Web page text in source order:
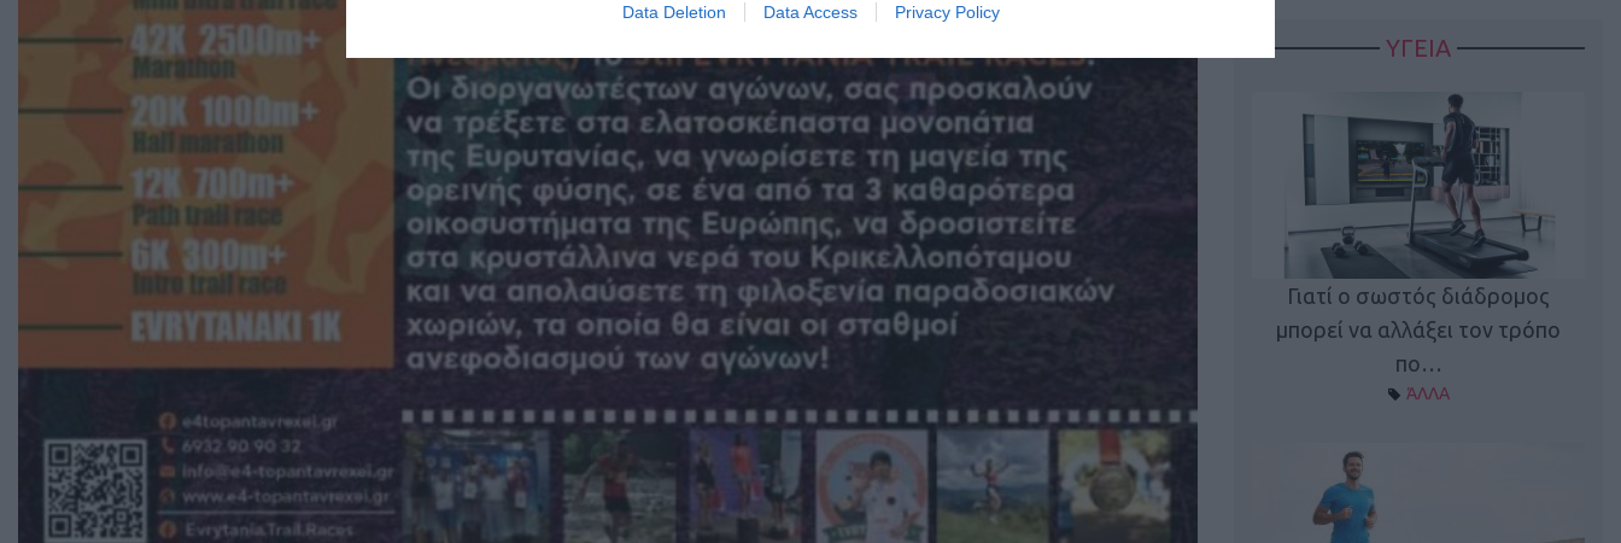
Data Deletion Data Access Privacy Policy
ΥΓΕΙΑ
Γιατί ο σωστός διάδρομος
μπορεί να αλλάξει τον τρόπο
πο…
ΆΛΛΑ